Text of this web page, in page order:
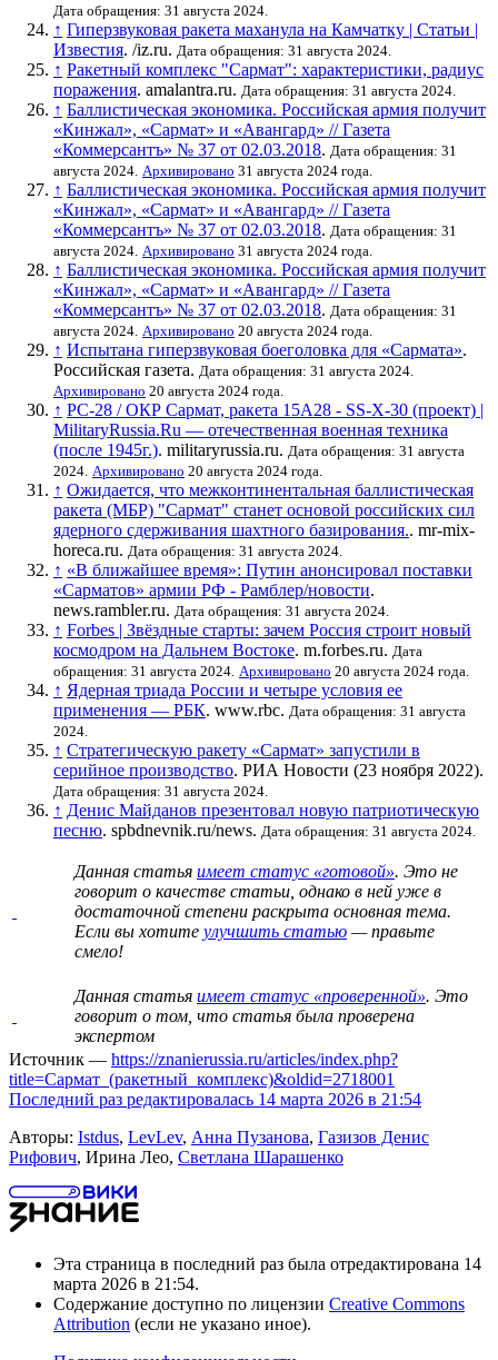
Дата обращения: 31 августа 2024.
↑ Гиперзвуковая ракета маханула на Камчатку | Статьи |
Известия. /iz.ru. Дата обращения: 31 августа 2024.
↑ Ракетный комплекс "Сармат": характеристики, радиус
поражения. amalantra.ru. Дата обращения: 31 августа 2024.
↑ Баллистическая экономика. Российская армия получит
«Кинжал», «Сармат» и «Авангард» // Газета
«Коммерсантъ» № 37 от 02.03.2018. Дата обращения: 31
августа 2024. Архивировано 31 августа 2024 года.
↑ Баллистическая экономика. Российская армия получит
«Кинжал», «Сармат» и «Авангард» // Газета
«Коммерсантъ» № 37 от 02.03.2018. Дата обращения: 31
августа 2024. Архивировано 31 августа 2024 года.
↑ Баллистическая экономика. Российская армия получит
«Кинжал», «Сармат» и «Авангард» // Газета
«Коммерсантъ» № 37 от 02.03.2018. Дата обращения: 31
августа 2024. Архивировано 20 августа 2024 года.
↑ Испытана гиперзвуковая боеголовка для «Сармата».
Российская газета. Дата обращения: 31 августа 2024.
Архивировано 20 августа 2024 года.
↑ РС-28 / ОКР Сармат, ракета 15А28 - SS-X-30 (проект) |
MilitaryRussia.Ru — отечественная военная техника
(после 1945г.). militaryrussia.ru. Дата обращения: 31 августа
2024. Архивировано 20 августа 2024 года.
↑ Ожидается, что межконтинентальная баллистическая
ракета (МБР) "Сармат" станет основой российских сил
ядерного сдерживания шахтного базирования.. mr-mix-
horeca.ru. Дата обращения: 31 августа 2024.
↑ «В ближайшее время»: Путин анонсировал поставки
«Сарматов» армии РФ - Рамблер/новости.
news.rambler.ru. Дата обращения: 31 августа 2024.
↑ Forbes | Звёздные старты: зачем Россия строит новый
космодром на Дальнем Востоке. m.forbes.ru. Дата
обращения: 31 августа 2024. Архивировано 20 августа 2024 года.
↑ Ядерная триада России и четыре условия ее
применения — РБК. www.rbc. Дата обращения: 31 августа
2024.
↑ Стратегическую ракету «Сармат» запустили в
серийное производство. РИА Новости (23 ноября 2022).
Дата обращения: 31 августа 2024.
↑ Денис Майданов презентовал новую патриотическую
песню. spbdnevnik.ru/news. Дата обращения: 31 августа 2024.
Данная статья имеет статус «готовой». Это не
говорит о качестве статьи , однако в ней уже в
достаточной степени раскрыта основная тема.
Если вы хотите улучшить статью — правьте
смело!
Данная статья имеет статус «проверенной». Это
говорит о том, что статья была проверена
экспертом
Источник — https://znanierussia.ru/articles/index.php?
title=Сармат_(ракетный_комплекс)&oldid=2718001
Последний раз редактировалась 14 марта 2026 в 21:54
Авторы: Istdus, LevLev, Анна Пузанова, Газизов Денис
Рифович, Ирина Лео, Светлана Шарашенко
Эта страница в последний раз была отредактирована 14
марта 2026 в 21:54.
Содержание доступно по лицензии Creative Commons
Attribution (если не указано иное).